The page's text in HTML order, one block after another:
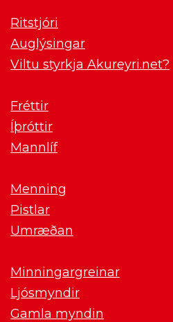
Ritstjóri
Auglýsingar
Viltu styrkja Akureyri.net?
Fréttir
Íþróttir
Mannlíf
Menning
Pistlar
Umræðan
Minningargreinar
Ljósmyndir
Gamla myndin